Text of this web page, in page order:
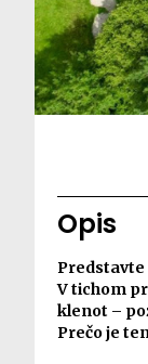
Opis
Predstavte
V tichom
klenot –
Prečo je